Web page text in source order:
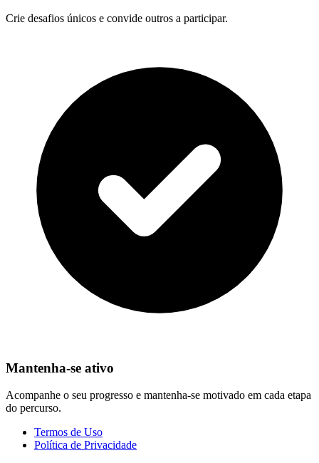
Crie desafios únicos e convide outros a participar.
Mantenha-se ativo
Acompanhe o seu progresso e mantenha-se motivado em cada etapa
do percurso.
Termos de Uso
Política de Privacidade